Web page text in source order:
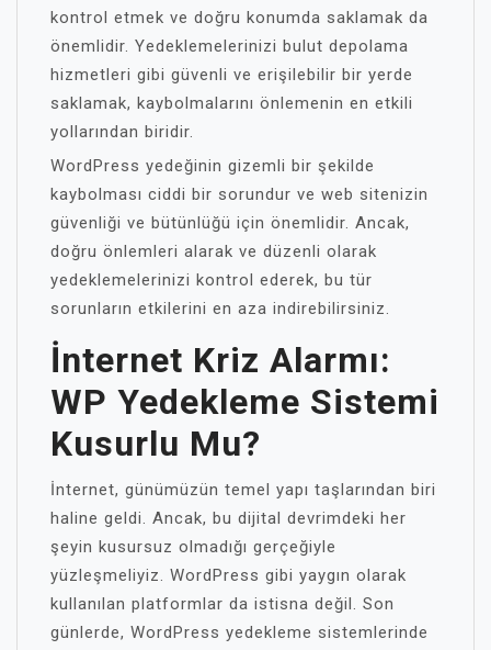
kontrol etmek ve doğru konumda saklamak da
önemlidir. Yedeklemelerinizi bulut depolama
hizmetleri gibi güvenli ve erişilebilir bir yerde
saklamak, kaybolmalarını önlemenin en etkili
yollarından biridir.
WordPress yedeğinin gizemli bir şekilde
kaybolması ciddi bir sorundur ve web sitenizin
güvenliği ve bütünlüğü için önemlidir. Ancak,
doğru önlemleri alarak ve düzenli olarak
yedeklemelerinizi kontrol ederek, bu tür
sorunların etkilerini en aza indirebilirsiniz.
İnternet Kriz Alarmı:
WP Yedekleme Sistemi
Kusurlu Mu?
İnternet, günümüzün temel yapı taşlarından biri
haline geldi. Ancak, bu dijital devrimdeki her
şeyin kusursuz olmadığı gerçeğiyle
yüzleşmeliyiz. WordPress gibi yaygın olarak
kullanılan platformlar da istisna değil. Son
günlerde, WordPress yedekleme sistemlerinde